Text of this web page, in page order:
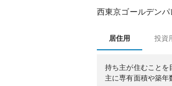
西東京ゴールデンパ
居住用 投資
持ち主が住むことを
主に専有面積や築年